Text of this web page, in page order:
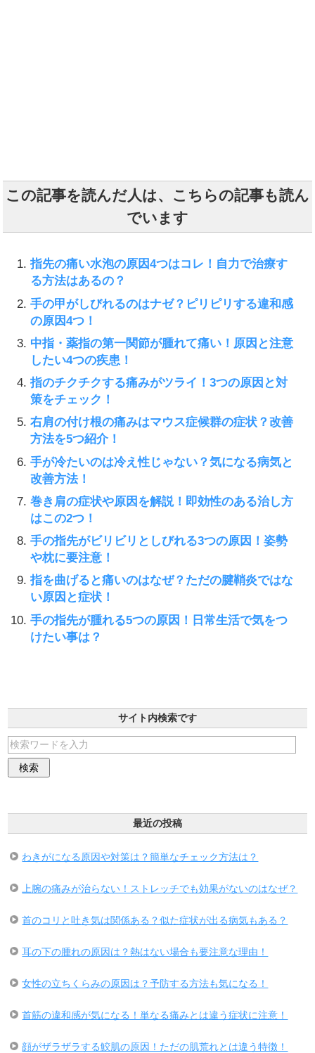
この記事を読んだ人は、こちらの記事も読ん
でいます
指先の痛い水泡の原因4つはコレ！自力で治療す
る方法はあるの？
手の甲がしびれるのはナゼ？ピリピリする違和感
の原因4つ！
中指・薬指の第一関節が腫れて痛い！原因と注意
したい4つの疾患！
指のチクチクする痛みがツライ！3つの原因と対
策をチェック！
右肩の付け根の痛みはマウス症候群の症状？改善
方法を5つ紹介！
手が冷たいのは冷え性じゃない？気になる病気と
改善方法！
巻き肩の症状や原因を解説！即効性のある治し方
はこの2つ！
手の指先がビリビリとしびれる3つの原因！姿勢
や枕に要注意！
指を曲げると痛いのはなぜ？ただの腱鞘炎ではな
い原因と症状！
手の指先が腫れる5つの原因！日常生活で気をつ
けたい事は？
サイト内検索です
最近の投稿
わきがになる原因や対策は？簡単なチェック方法は？
上腕の痛みが治らない！ストレッチでも効果がないのはなぜ？
首のコリと吐き気は関係ある？似た症状が出る病気もある？
耳の下の腫れの原因は？熱はない場合も要注意な理由！
女性の立ちくらみの原因は？予防する方法も気になる！
首筋の違和感が気になる！単なる痛みとは違う症状に注意！
顔がザラザラする鮫肌の原因！ただの肌荒れとは違う特徴！